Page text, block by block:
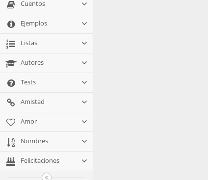
Cuentos
Ejemplos
Listas
Autores
Tests
Amistad
Amor
Nombres
Felicitaciones